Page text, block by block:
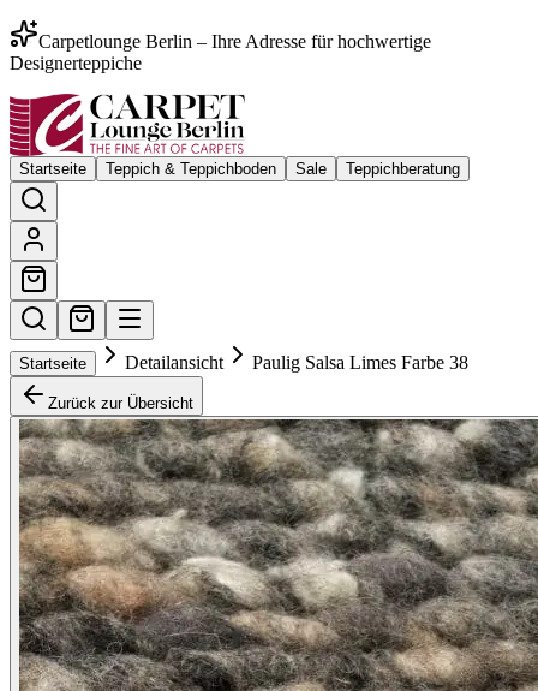
Carpetlounge Berlin – Ihre Adresse für hochwertige
Designerteppiche
Startseite Teppich & Teppichboden Sale Teppichberatung
Startseite Detailansicht Paulig Salsa Limes Farbe 38
Zurück zur Übersicht